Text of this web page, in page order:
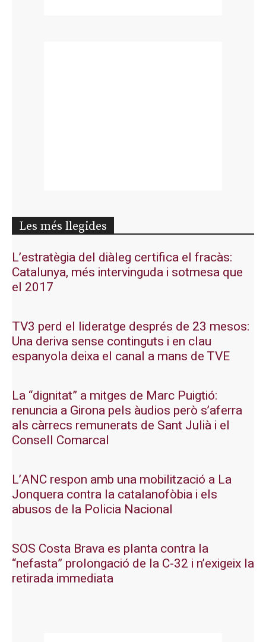
Les més llegides
L’estratègia del diàleg certifica el fracàs:
Catalunya, més intervinguda i sotmesa que
el 2017
TV3 perd el lideratge després de 23 mesos:
Una deriva sense continguts i en clau
espanyola deixa el canal a mans de TVE
La “dignitat” a mitges de Marc Puigtió:
renuncia a Girona pels àudios però s’aferra
als càrrecs remunerats de Sant Julià i el
Consell Comarcal
L’ANC respon amb una mobilització a La
Jonquera contra la catalanofòbia i els
abusos de la Policia Nacional
SOS Costa Brava es planta contra la
“nefasta” prolongació de la C-32 i n’exigeix la
retirada immediata